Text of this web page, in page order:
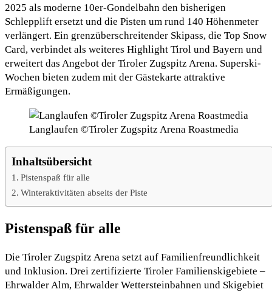
2025 als moderne 10er-Gondelbahn den bisherigen
Schlepplift ersetzt und die Pisten um rund 140 Höhenmeter
verlängert. Ein grenzüberschreitender Skipass, die Top Snow
Card, verbindet als weiteres Highlight Tirol und Bayern und
erweitert das Angebot der Tiroler Zugspitz Arena. Superski-
Wochen bieten zudem mit der Gästekarte attraktive
Ermäßigungen.
Langlaufen ©Tiroler Zugspitz Arena Roastmedia
Inhaltsübersicht
Pistenspaß für alle
Winteraktivitäten abseits der Piste
Pistenspaß für alle
Die Tiroler Zugspitz Arena setzt auf Familienfreundlichkeit
und Inklusion. Drei zertifizierte Tiroler Familienskigebiete –
Ehrwalder Alm, Ehrwalder Wettersteinbahnen und Skigebiet